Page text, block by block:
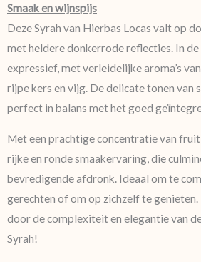
Smaak en wijnspijs
Deze Syrah van Hierbas Locas valt op
met heldere donkerrode reflecties. In de
expressief, met verleidelijke aroma’s
rijpe kers en vijg. De delicate tonen van
perfect in balans met het goed
Met een prachtige concentratie van
rijke en ronde smaakervaring, die
bevredigende afdronk. Ideaal om te
gerechten of om op zichzelf te genieten.
door de complexiteit en elegantie van
Syrah!